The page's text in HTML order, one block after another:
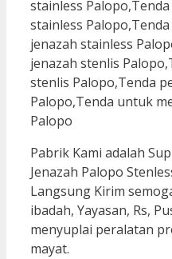
Pabrik Kami adalah
Jenazah Palopo
Langsung Kirim
ibadah, Yayasan, Rs,
menyuplai peralatan
mayat.